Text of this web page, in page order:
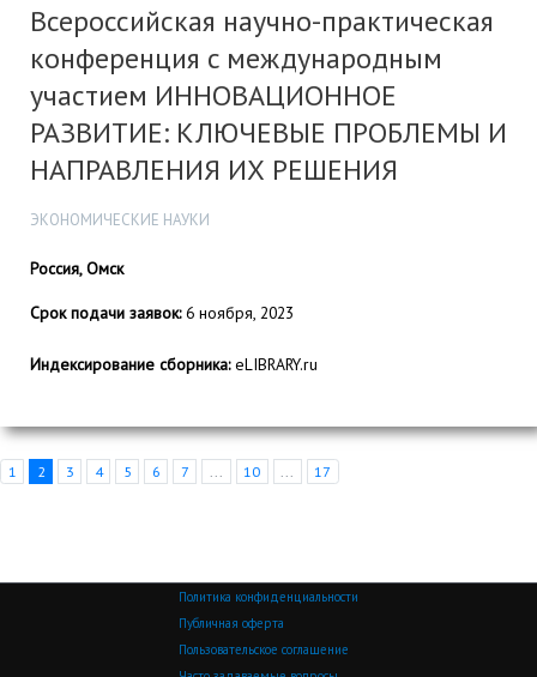
Всероссийская научно-практическая
конференция c международным
участием ИННОВАЦИОННОЕ
РАЗВИТИЕ: КЛЮЧЕВЫЕ ПРОБЛЕМЫ И
НАПРАВЛЕНИЯ ИХ РЕШЕНИЯ
ЭКОНОМИЧЕСКИЕ НАУКИ
Россия, Омск
Срок подачи заявок:6 ноября, 2023
Индексирование сборника:eLIBRARY.ru
1 2 3 4 5 6 7 10 17
Политика конфиденциальности
Публичная оферта
Пользовательское соглашение